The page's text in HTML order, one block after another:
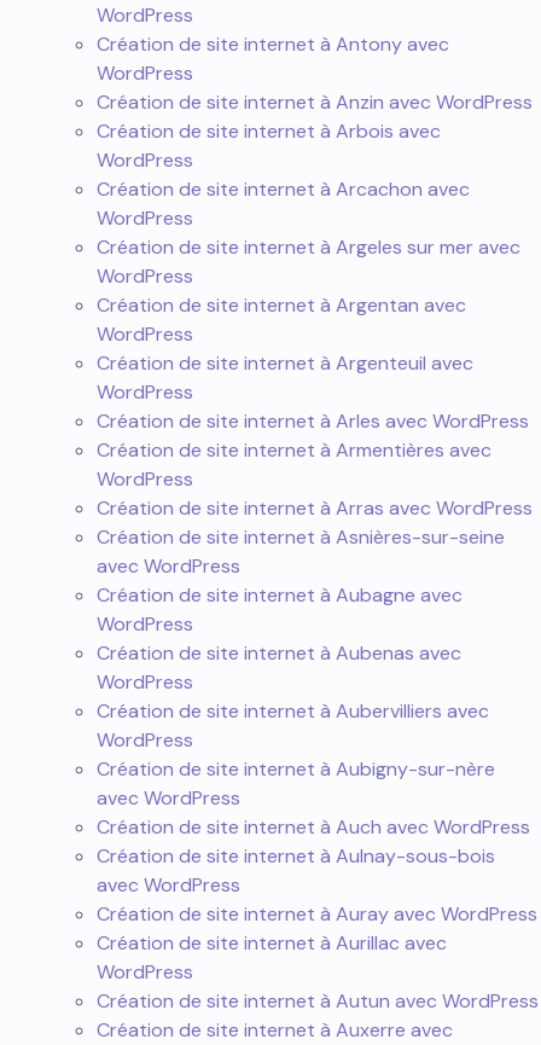
WordPress
Création de site internet à Antony avec
WordPress
Création de site internet à Anzin avec WordPress
Création de site internet à Arbois avec
WordPress
Création de site internet à Arcachon avec
WordPress
Création de site internet à Argeles sur mer avec
WordPress
Création de site internet à Argentan avec
WordPress
Création de site internet à Argenteuil avec
WordPress
Création de site internet à Arles avec WordPress
Création de site internet à Armentières avec
WordPress
Création de site internet à Arras avec WordPress
Création de site internet à Asnières-sur-seine
avec WordPress
Création de site internet à Aubagne avec
WordPress
Création de site internet à Aubenas avec
WordPress
Création de site internet à Aubervilliers avec
WordPress
Création de site internet à Aubigny-sur-nère
avec WordPress
Création de site internet à Auch avec WordPress
Création de site internet à Aulnay-sous-bois
avec WordPress
Création de site internet à Auray avec WordPress
Création de site internet à Aurillac avec
WordPress
Création de site internet à Autun avec WordPress
Création de site internet à Auxerre avec